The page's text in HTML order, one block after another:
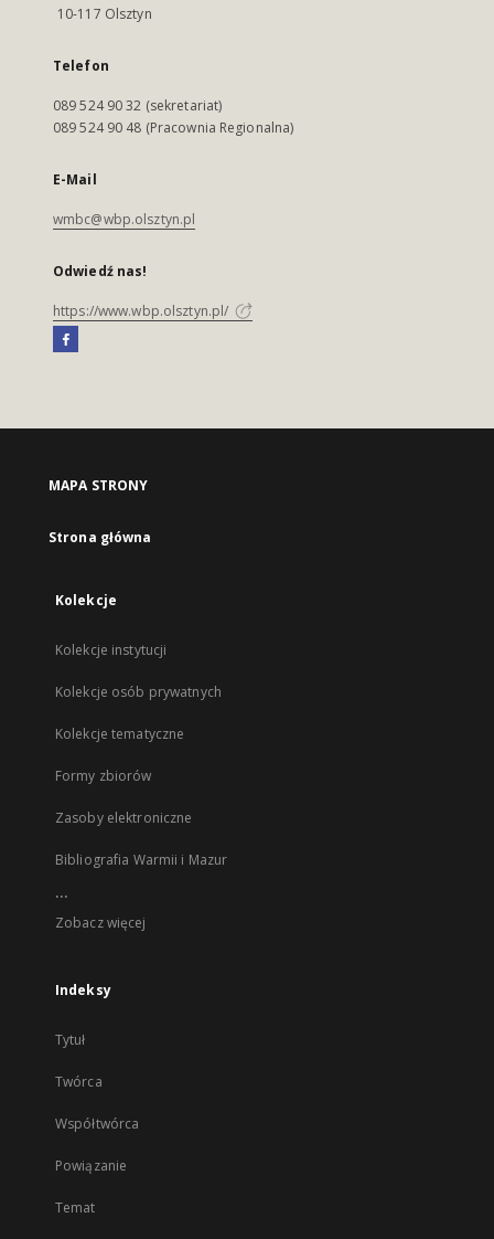
10-117 Olsztyn
Telefon
089 524 90 32 (sekretariat)
089 524 90 48 (Pracownia Regionalna)
E-Mail
wmbc@wbp.olsztyn.pl
Odwiedź nas!
https://www.wbp.olsztyn.pl/
MAPA STRONY
Strona główna
Kolekcje
Kolekcje instytucji
Kolekcje osób prywatnych
Kolekcje tematyczne
Formy zbiorów
Zasoby elektroniczne
Bibliografia Warmii i Mazur
...
Zobacz więcej
Indeksy
Tytuł
Twórca
Współtwórca
Powiązanie
Temat